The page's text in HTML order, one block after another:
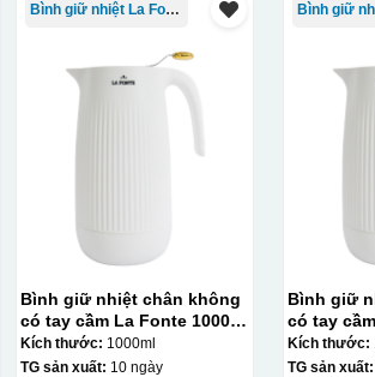
Bình giữ nhiệt La Fonte
Bình giữ nhiệt chân không
có tay cầm La Fonte 1000ml
– 011655
Kích thước: 1000ml
TG sản xuất: 10 ngày
Bình giữ
có tay cầm La Fonte 1000ml
– 011655
Kích thước:
TG sản xuất: